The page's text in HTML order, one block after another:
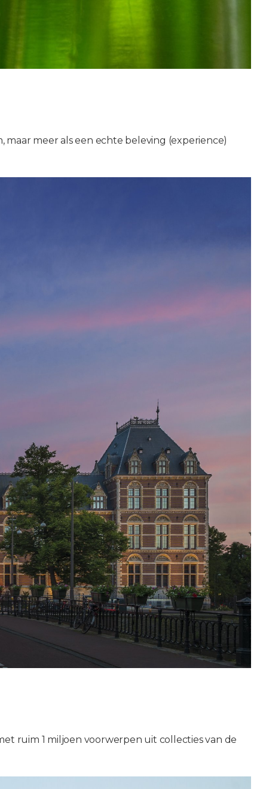
meer als een echte beleving (experience)
ruim 1 miljoen voorwerpen uit collecties van de